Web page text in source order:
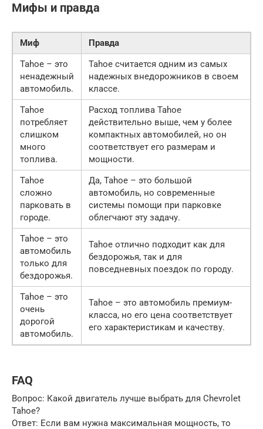
Мифы и правда
Миф
Правда
Tahoe – это
ненадежный
автомобиль.
Tahoe считается одним из самых
надежных внедорожников в своем
классе.
Tahoe
потребляет
слишком
много
топлива.
Расход топлива Tahoe
действительно выше, чем у более
компактных автомобилей, но он
соответствует его размерам и
мощности.
Tahoe
сложно
парковать в
городе.
Да, Tahoe – это большой
автомобиль, но современные
системы помощи при парковке
облегчают эту задачу.
Tahoe – это
автомобиль
только для
бездорожья.
Tahoe отлично подходит как для
бездорожья, так и для
повседневных поездок по городу.
Tahoe – это
очень
дорогой
автомобиль.
Tahoe – это автомобиль премиум-
класса, но его цена соответствует
его характеристикам и качеству.
FAQ
Вопрос: Какой двигатель лучше выбрать для Chevrolet
Tahoe?
Ответ: Если вам нужна максимальная мощность, то